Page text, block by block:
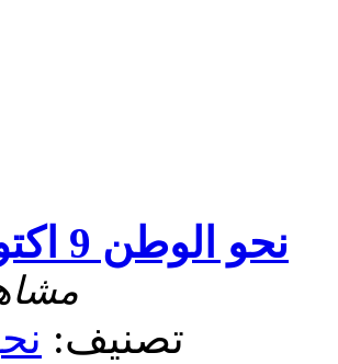
نحو الوطن 9 اكتوبر 2016
569
تصنيف: